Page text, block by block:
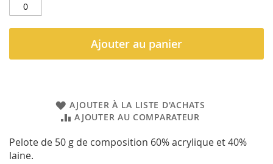
Ajouter au panier
AJOUTER À LA LISTE D'ACHATS
AJOUTER AU COMPARATEUR
Pelote de 50 g de composition 60% acrylique et 40%
laine.